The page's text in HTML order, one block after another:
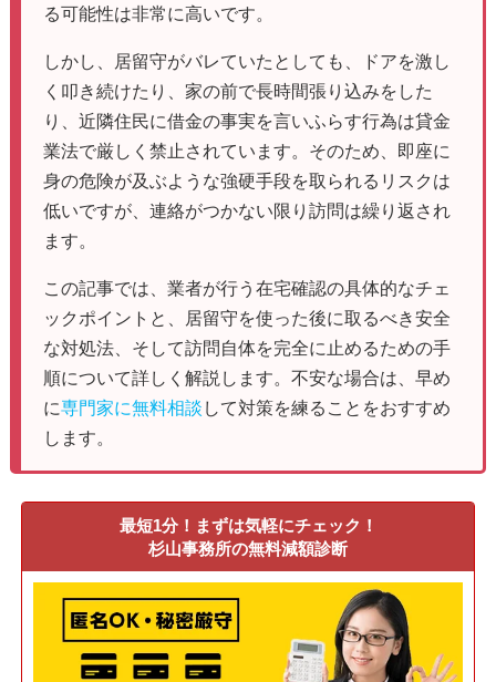
る可能性は非常に高いです。
しかし、居留守がバレていたとしても、ドアを激し
く叩き続けたり、家の前で長時間張り込みをした
り、近隣住民に借金の事実を言いふらす行為は貸金
業法で厳しく禁止されています。そのため、即座に
身の危険が及ぶような強硬手段を取られるリスクは
低いですが、連絡がつかない限り訪問は繰り返され
ます。
この記事では、業者が行う在宅確認の具体的なチェ
ックポイントと、居留守を使った後に取るべき安全
な対処法、そして訪問自体を完全に止めるための手
順について詳しく解説します。不安な場合は、早め
に専門家に無料相談 して対策を練ることをおすすめ
します。
最短1分！まずは気軽にチェック！
杉山事務所の無料減額診断